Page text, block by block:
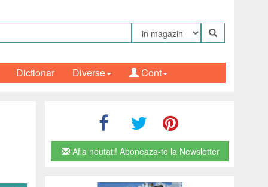
Dictionar Cont
Diverse
Afla noutati! Aboneaza-te la Newsletter